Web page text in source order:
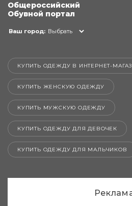
Общероссийский
Обувной портал
Ваш город: Выбрать
КУПИТЬ ОДЕЖДУ В ИНТЕРНЕТ-
КУПИТЬ ЖЕНСКУЮ ОДЕЖДУ
КУПИТЬ МУЖСКУЮ ОДЕЖДУ
КУПИТЬ ОДЕЖДУ ДЛЯ ДЕВОЧЕК
КУПИТЬ ОДЕЖДУ ДЛЯ МАЛЬЧИКОВ